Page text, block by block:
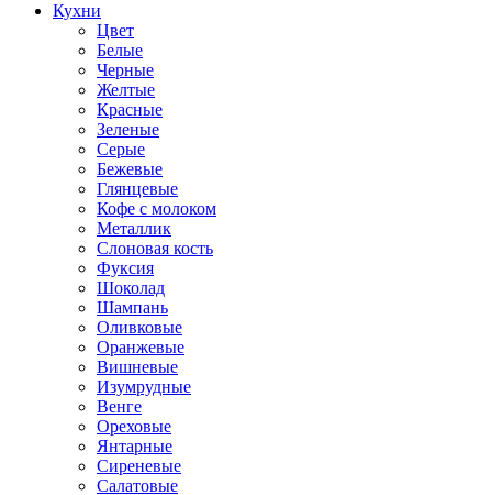
Кухни
Цвет
Белые
Черные
Желтые
Красные
Зеленые
Серые
Бежевые
Глянцевые
Кофе с молоком
Металлик
Слоновая кость
Фуксия
Шоколад
Шампань
Оливковые
Оранжевые
Вишневые
Изумрудные
Венге
Ореховые
Янтарные
Сиреневые
Салатовые